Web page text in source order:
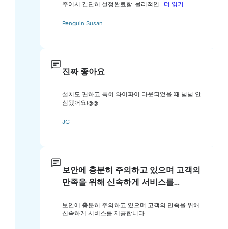
주어서 간단히 설정완료함. 물리적인... 더 읽기
Penguin Susan
진짜 좋아요
설치도 편하고 특히 와이파이 다운되었을 때 넘넘 안
심됐어요!@@
JC
보안에 충분히 주의하고 있으며 고객의
만족을 위해 신속하게 서비스를…
보안에 충분히 주의하고 있으며 고객의 만족을 위해
신속하게 서비스를 제공합니다.